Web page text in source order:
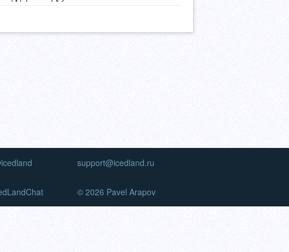
support@icedland.ru
© 2026 Pavel Arapov